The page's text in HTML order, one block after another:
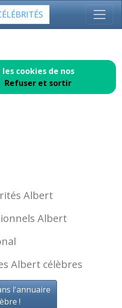
cookies de nos
Refuser et sortir
Albert
Albert
Albert célèbres
l'annuaire
!